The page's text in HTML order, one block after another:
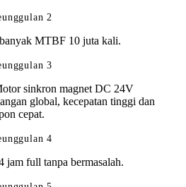
MTBF 10 juta kali.
sinkron magnet DC 24V
global, kecepatan tinggi dan
cepat.
jam full tanpa bermasalah.